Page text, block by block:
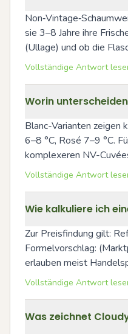
sie 3–8 Jahre ihre
(Ullage) und ob die
Vollständige Antwort
Worin
Blanc-Varianten zeigen
6–8 °C, Rosé 7–9 °C.
komplexeren NV-
Vollständige Antwort
Wie kalkuliere ich
Zur Preisfindung gilt:
Formelvorschlag:
erlauben meist
Vollständige Antwort
Was zeichnet